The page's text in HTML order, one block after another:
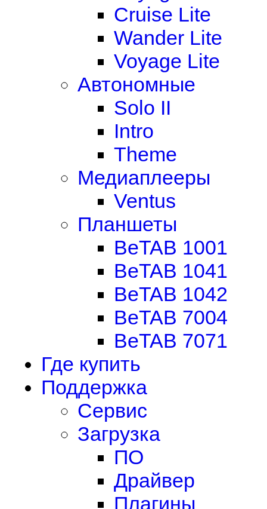
Cruise Lite
Wander Lite
Voyage Lite
Автономные
Solo II
Intro
Theme
Медиаплееры
Ventus
Планшеты
BeTAB 1001
BeTAB 1041
BeTAB 1042
BeTAB 7004
BeTAB 7071
Где купить
Поддержка
Сервис
Загрузка
ПО
Драйвер
Плагины